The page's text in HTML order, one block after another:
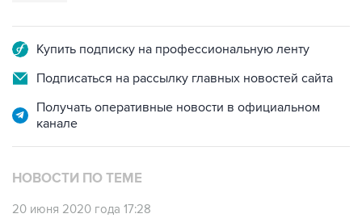
Купить подписку на профессиональную ленту
Подписаться на рассылку главных новостей сайта
Получать оперативные новости в официальном
канале
НОВОСТИ ПО ТЕМЕ
20 июня 2020 года 17:28